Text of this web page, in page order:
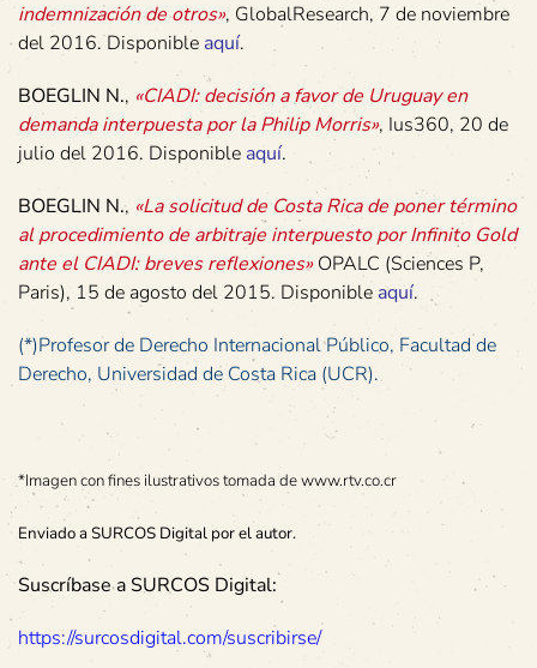
indemnización de otros», GlobalResearch, 7 de noviembre
del 2016. Disponible aquí.
BOEGLIN N., «CIADI: decisión a favor de Uruguay en
demanda interpuesta por la Philip Morris», Ius360, 20 de
julio del 2016. Disponible aquí.
BOEGLIN N., «La solicitud de Costa Rica de poner término
al procedimiento de arbitraje interpuesto por Infinito Gold
ante el CIADI: breves reflexiones»OPALC (Sciences P,
Paris), 15 de agosto del 2015. Disponible aquí.
(*)Profesor de Derecho Internacional Público, Facultad de
Derecho, Universidad de Costa Rica (UCR).
*Imagen con fines ilustrativos tomada de www.rtv.co.cr
Enviado a SURCOS Digital por el autor.
Suscríbase a SURCOS Digital:
https://surcosdigital.com/suscribirse/